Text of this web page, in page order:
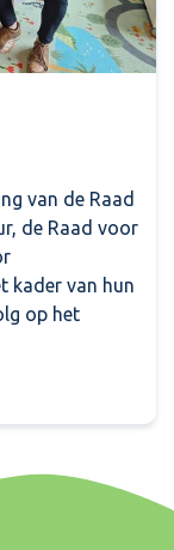
van de Raad
de Raad voor
kader van hun
op het